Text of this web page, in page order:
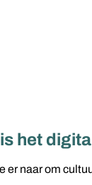
het
er naar om